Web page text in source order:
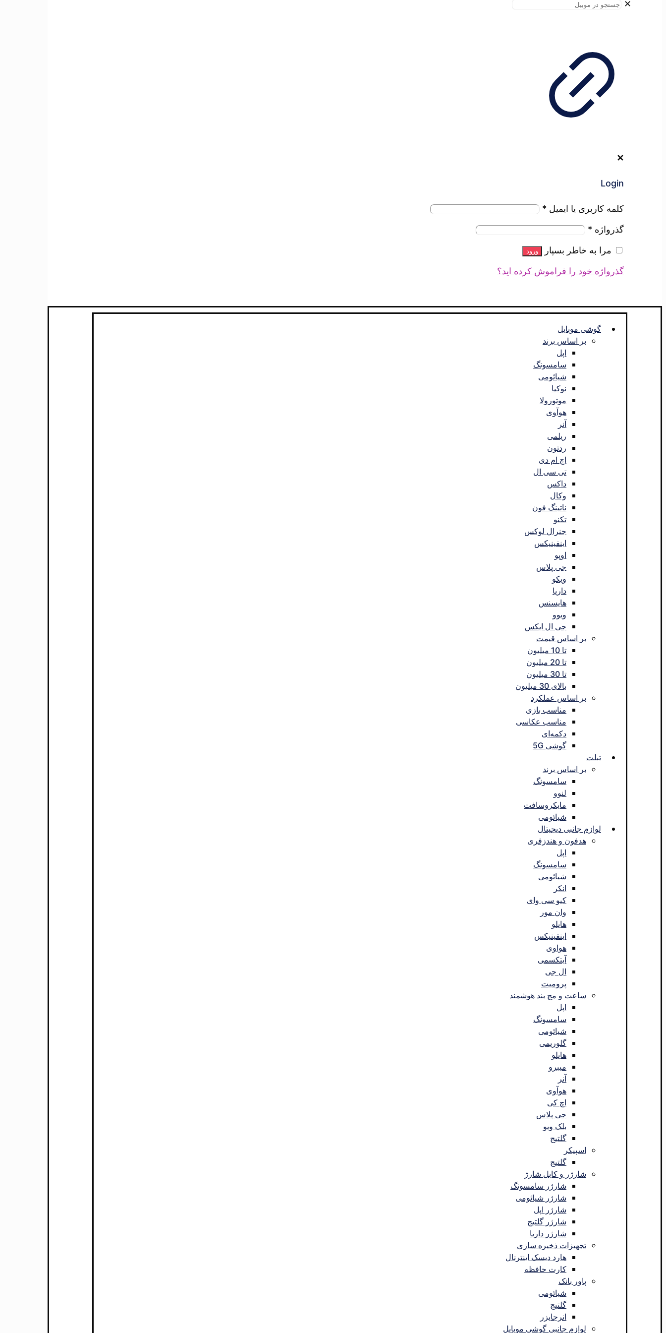
✕
✕
Login
کلمه کاربری یا ایمیل *
گذرواژه *
مرا به خاطر بسپار
ورود
گذرواژه خود را فراموش کرده اید؟
گوشی موبایل
بر اساس برند
اپل
سامسونگ
شیائومی
نوکیا
موتورولا
هوآوی
آنر
ریلمی
ردتون
اچ ام دی
تی سی ال
داکس
وکال
ناتینگ فون
تکنو
جنرال لوکس
اینفینیکس
اوپو
جی پلاس
ویکو
داریا
هایسنس
ویوو
جی ال ایکس
بر اساس قیمت
تا 10 میلیون
تا 20 میلیون
تا 30 میلیون
بالای 30 میلیون
بر اساس عملکرد
مناسب بازی
مناسب عکاسی
دکمه‌ای
گوشی 5G
تبلت
بر اساس برند
سامسونگ
لنوو
مایکروسافت
شیائومی
لوازم جانبی دیجیتال
هدفون و هندزفری
اپل
سامسونگ
شیائومی
انکر
کیو سی وای
وان مور
هایلو
اینفینیکس
هواوی
آیتکسمی
ال جی
پرومیت
ساعت و مچ بند هوشمند
اپل
سامسونگ
شیائومی
گلوریمی
هایلو
میبرو
آنر
هوآوی
اچ کی
جی پلاس
بلک ویو
گلتیج
اسپیکر
گلتیج
شارژر و کابل شارژ
شارژر سامسونگ
شارژر شیائومی
شارژر اپل
شارژر گلتیج
شارژر داریا
تجهیزات ذخیره سازی
هارد دیسک اینترنال
کارت حافظه
پاور بانک
شیائومی
گلتیج
انرجایزر
لوازم جانبی گوشی موبایل